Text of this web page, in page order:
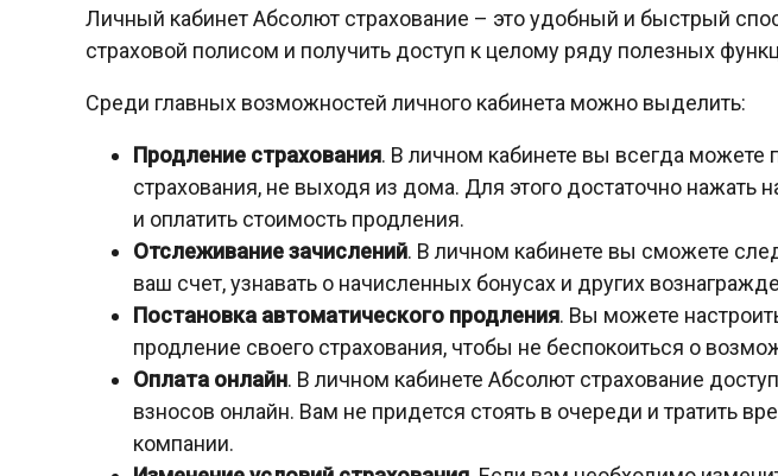
Личный кабинет Абсолют страхование – это удобный и быстрый
страховой полисом и получить доступ к целому ряду полезных
Среди главных возможностей личного кабинета можно выделить:
Продление страхования. В личном кабинете вы всегда можете
страхования, не выходя из дома. Для этого достаточно нажать
и оплатить стоимость продления.
Отслеживание зачислений. В личном кабинете вы сможете
ваш счет, узнавать о начисленных бонусах и других
Постановка автоматического продления. Вы можете
продление своего страхования, чтобы не беспокоиться о
Оплата онлайн. В личном кабинете Абсолют страхование
взносов онлайн. Вам не придется стоять в очереди и тратить
компании.